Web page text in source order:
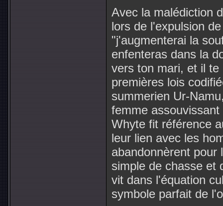
Avec la malédiction
lors de l'expulsion
"j'augmenterai la
enfenteras dans la
vers ton mari, et il
premières lois
summerien Ur-
femme
Whyte fit référence
leur lien avec les
abandonnèrent pour
simple de chasse et
vit dans l'équation
symbole parfait de